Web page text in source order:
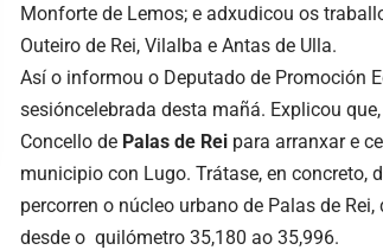
Monforte de Lemos; e adxudicou os
Outeiro de Rei, Vilalba e Antas de Ulla.
Así o informou o Deputado de Promoción
sesióncelebrada desta mañá. Explicou
Concello de Palas de Rei para arranxar e
municipio con Lugo. Trátase, en
percorren o núcleo urbano de Palas de
desde o quilómetro 35,180 ao 35,996.